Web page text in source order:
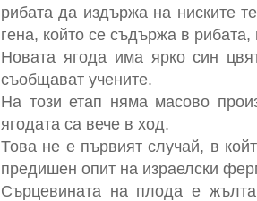
рибата да издържа на ниските
гена, който се съдържа в рибата,
Новата ягода има ярко син
съобщават учените.
На този етап няма масово
ягодата са вече в ход.
Това не е първият случай, в
предишен опит на израелски
Сърцевината на плода е